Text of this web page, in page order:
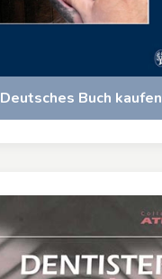
Deutsches Buch kaufen